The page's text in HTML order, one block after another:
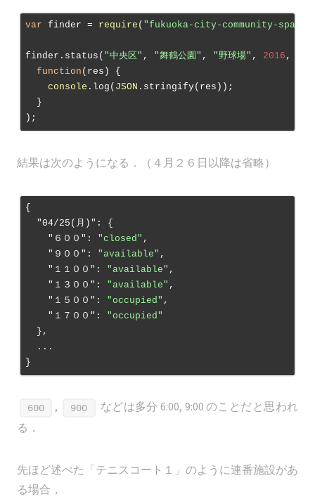
var finder = require ( "fukuoka-city-community-
finder.status( "中央区" , "舞鶴公園" , "野球場" , 2016 ,
function ( res ) {
console .log( JSON .stringify(res));
  }
結果は次のようになる．（４月２６日以降は省略）
{
"04/25(月)" : {
"６００" : "closed" ,
"９００" : "available" ,
"１１００" : "available" ,
"１３００" : "available" ,
"１５００" : "occupied" ,
"１７００" : "occupied"
  },
  ...
600 , 900
などは多分 6:00, 9:00 のことだと思われ
る．
先ほど述べた「テニスコート１」のように連番施設があ
る場合，